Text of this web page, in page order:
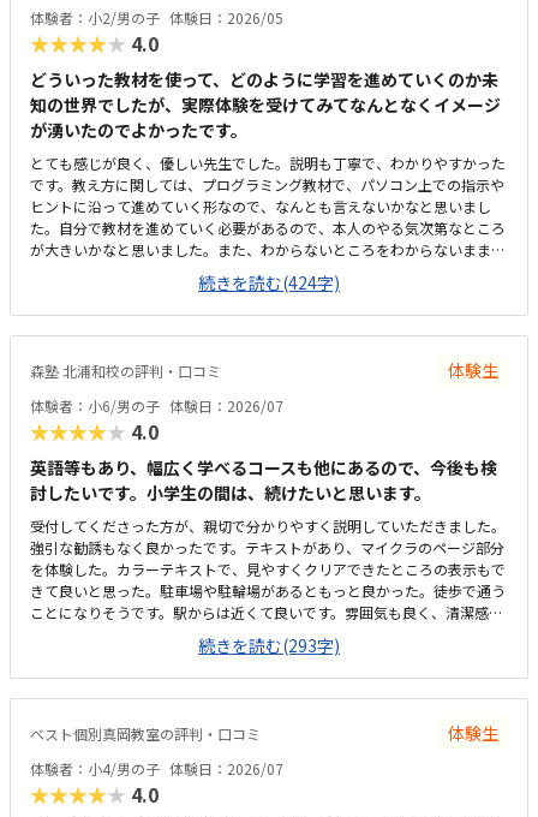
がありましたが、このシートのおかげで成長の道筋が具体的にイメージで
き、安心して通わせることができています。教室までは車で10分ほどかか
周辺は大通りで交通量が多く、路上での一時的な乗り降りが難しいため、
毎回専用駐車場に入れる必要があります。少し手間には感じますが、安全
面を考えると仕方がない部分でもあり、安心して送り迎えができる環境だ
と思っています。教室内は全体的にきれいに整っており、落ち着いた雰囲
気で学べる環境だと感じました。設備もきちんと手入れされていて、パソ
コンや机まわりも清潔に保たれているため、子どもが安心して集中できる
空間になっています。初めてのプログラミング学習でも不安なく取り組め
る環境が整っている点は、とても良い印象でした。教室の割引制度がある
ことで助かってはいますが、正規料金だけを見るとやはり高いと感じてい
ます。今は割引があるから続けられていますが、もしこの制度がなくなっ
ると景品と交換できる仕組みになっているため、子どもも毎回楽しみにし
ともなく、安心して続けられています。上記でお話したとおり、教室の雰
囲気や指導の進め方、独自の取り組みなど、総合的に満足しています。子
どもが楽しく通えており、成長を実感できる点が何よりありがたいです。
今後もこのまま安心して続けられればと思っています。
体験者：小2/男の子 体験日：2026/05
★★★★★ 4.0
どういった教材を使って、どのように学習を進めていくのか未
知の世界でしたが、実際体験を受けてみてなんとなくイメージ
が湧いたのでよかったです。
とても感じが良く、優しい先生でした。説明も丁寧で、わかりやすかった
です。教え方に関しては、プログラミング教材で、パソコン上での指示や
ヒントに沿って進めていく形なので、なんとも言えないかなと思いまし
た。自分で教材を進めていく必要があるので、本人のやる気次第なところ
が大きいかなと思いました。また、わからないところをわからないまま適
当に進めず、きちんと質問し、確認しながらできるかどうかが懸念点で
す。家から近く、徒歩で子ども1人でも通わせることができそうなので、
そこは魅力的だなと思いました。こじんまりとした教室ですが、机や椅子
は綺麗でした。余計なものが置かれていないので勉強に集中できそうな環
境だと思いました。月額は習い事の中では高めかなと思います。ただ、パ
ソコンとその中にある教材を使用するため、高くなってしまうのは仕方な
いかなとも思います。マイクラが使われているということで子どもが興味
を持っていました。遊び感覚で学んでいけるのは良いと思います。
続きを読む(424字)
森塾 北浦和校の評判・口コミ 体験生
体験者：小6/男の子 体験日：2026/07
★★★★★ 4.0
英語等もあり、幅広く学べるコースも他にあるので、今後も検
討したいです。小学生の間は、続けたいと思います。
受付してくださった方が、親切で分かりやすく説明していただきました。
強引な勧誘もなく良かったです。テキストがあり、マイクラのページ部分
を体験した。カラーテキストで、見やすくクリアできたところの表示もで
きて良いと思った。駐車場や駐輪場があるともっと良かった。徒歩で通う
ことになりそうです。駅からは近くて良いです。雰囲気も良く、清潔感も
あった。部屋が区切られていて、個人スペースも確保されていて良かっ
た。基本料金以外に、追加料金があまり無さそうで良かった。できれば、
毎月1万以内で通いたいです。子供に熱心に話しかけてくださったり、褒
めてくださって、子供が頑張ろうという気持ちになれて良かった。
続きを読む(293字)
ベスト個別真岡教室の評判・口コミ 体験生
体験者：小4/男の子 体験日：2026/07
★★★★★ 4.0